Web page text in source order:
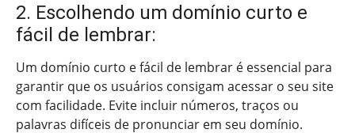
2. Escolhendo um domínio curto e
fácil de lembrar:
Um domínio curto e fácil de lembrar é essencial para
garantir que os usuários consigam acessar o seu site
com facilidade. Evite incluir números, traços ou
palavras difíceis de pronunciar em seu domínio.